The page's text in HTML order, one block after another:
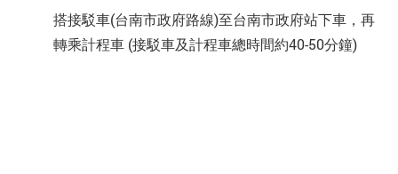
搭接駁車(台南市政府路線)至台南市政府站下車，再
轉乘計程車 (接駁車及計程車總時間約40-50分鐘)